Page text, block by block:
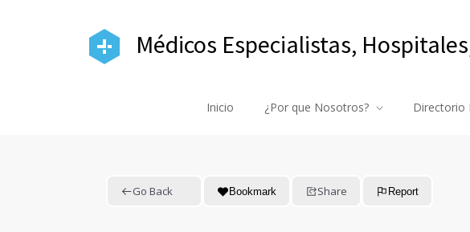
Médicos Especialistas,
Inicio ¿Por que Nosotros? Directorio
Go Back Bookmark Share Report